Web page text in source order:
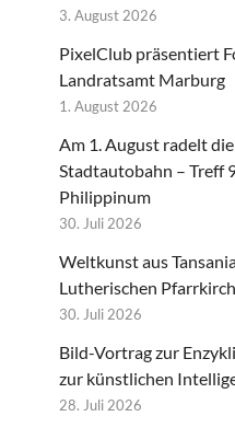
3. August 2026
PixelClub präsentiert
Landratsamt Marburg
1. August 2026
Am 1. August radelt
Stadtautobahn – Treff
Philippinum
30. Juli 2026
Weltkunst aus
Lutherischen
30. Juli 2026
Bild-Vortrag zur
zur künstlichen
28. Juli 2026